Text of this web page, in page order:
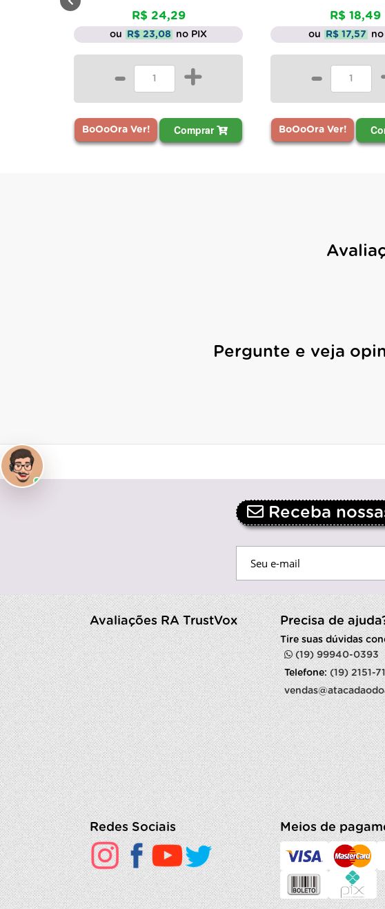
R$ 24,29
ou R$ 23,08 no PIX
+
BoOoOra Ver! Comprar
R$ 18,49
ou R$ 17,57 no PIX
+
BoOoOra Ver! Comprar
Pergunte e veja
Receba
Avaliações RA TrustVox Precisa de
Tire suas dúvidas
(19) 99940-0393
Telefone:(19) 2151-
Redes Sociais Meios de